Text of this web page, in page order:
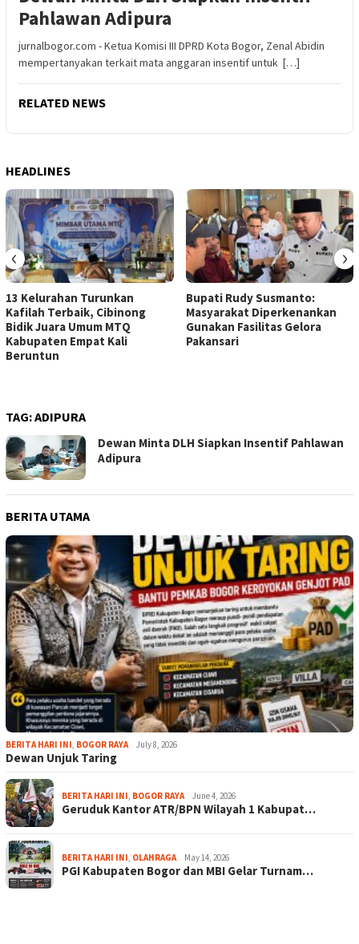
Pahlawan Adipura
jurnalbogor.com - Ketua Komisi III DPRD Kota Bogor, Zenal Abidin
mempertanyakan terkait mata anggaran insentif untuk […]
RELATED NEWS
HEADLINES
13 Kelurahan Turunkan
Kafilah Terbaik, Cibinong
Bidik Juara Umum MTQ
Kabupaten Empat Kali
Beruntun
Bupati Rudy Susmanto:
Masyarakat Diperkenankan
Gunakan Fasilitas Gelora
Pakansari
‹ ›
TAG:ADIPURA
Dewan Minta DLH Siapkan Insentif Pahlawan
Adipura
BERITA UTAMA
BERITA HARI INI, BOGOR RAYA July 8, 2026
Dewan Unjuk Taring
BERITA HARI INI, BOGOR RAYA June 4, 2026
Geruduk Kantor ATR/BPN Wilayah 1 Kabupat…
BERITA HARI INI, OLAHRAGA May 14, 2026
PGI Kabupaten Bogor dan MBI Gelar Turnam…